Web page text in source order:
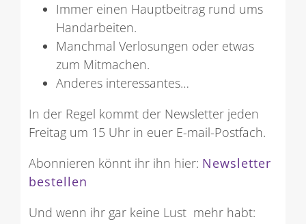
Immer einen Hauptbeitrag rund ums
Handarbeiten.
Manchmal Verlosungen oder etwas
zum Mitmachen.
Anderes interessantes…
In der Regel kommt der Newsletter jeden
Freitag um 15 Uhr in euer E-mail-Postfach.
Abonnieren könnt ihr ihn hier: Newsletter
bestellen
Und wenn ihr gar keine Lust mehr habt: